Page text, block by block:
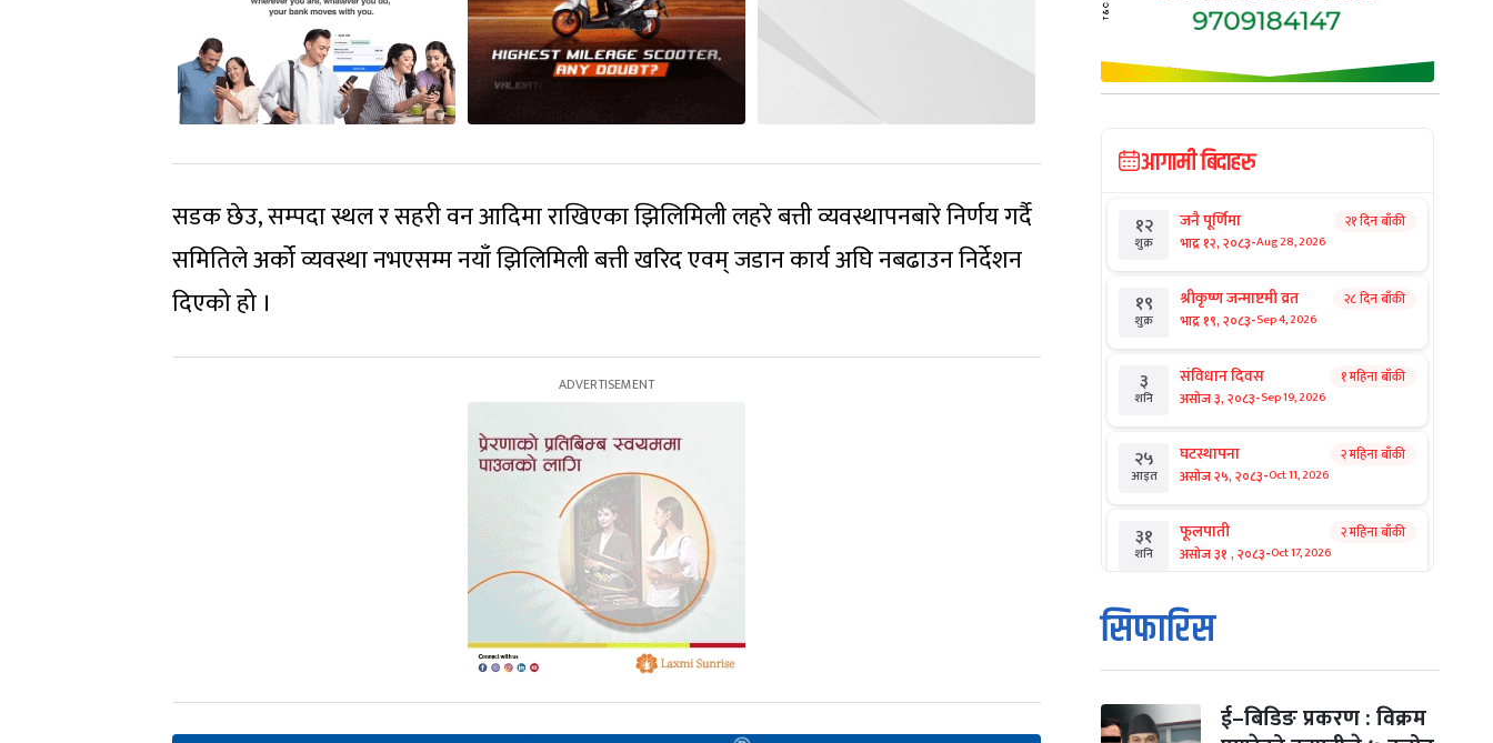
सडक छेउ, सम्पदा स्थल र सहरी वन आदिमा राखिएका झिलिमिली लहरे बत्ती व्यवस्थापनबारे निर्णय गर्दै
समितिले अर्को व्यवस्था नभएसम्म नयाँ झिलिमिली बत्ती खरिद एवम् जडान कार्य अघि नबढाउन निर्देशन
दिएको हो ।
आगामी बिदाहरु
१२
शुक्र
जनै पूर्णिमा
भाद्र १२, २०८३-Aug 28, 2026
२१ दिन बाँकी
१९
शुक्र
श्रीकृष्ण जन्माष्टमी व्रत
भाद्र १९, २०८३-Sep 4, 2026
२८ दिन बाँकी
३
शनि
संविधान दिवस
असोज ३, २०८३-Sep 19, 2026
१ महिना बाँकी
२५
आइत
घटस्थापना
असोज २५, २०८३-Oct 11, 2026
२ महिना बाँकी
३१
शनि
फूलपाती
असोज ३१ , २०८३-Oct 17, 2026
२ महिना बाँकी
१
आइत
कार्तिक सङ्क्रान्ति
कार्तिक १, २०८३
मंगल कार्तिक ३, २०८३-Oct 20, 2026
सिफारिस
ई–बिडिङ प्रकरण : विक्रम